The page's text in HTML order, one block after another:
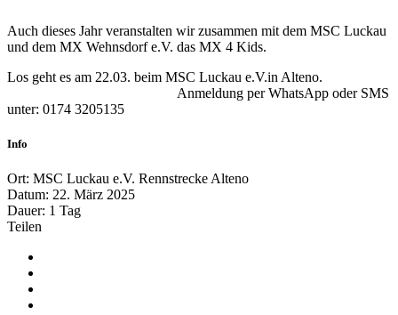
Auch dieses Jahr veranstalten wir zusammen mit dem MSC Luckau
und dem MX Wehnsdorf e.V. das MX 4 Kids.
Los geht es am 22.03. beim MSC Luckau e.V.in Alteno.
Anmeldung per WhatsApp oder SMS
unter: 0174 3205135
Info
Ort: MSC Luckau e.V. Rennstrecke Alteno
Datum: 22. März 2025
Dauer: 1 Tag
Teilen